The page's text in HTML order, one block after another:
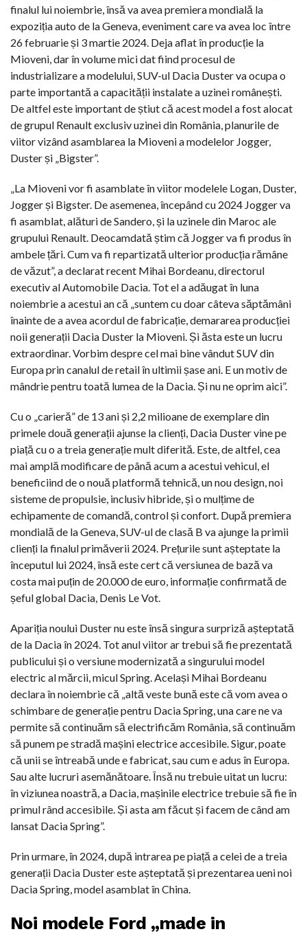
finalul lui noiembrie, însă va avea premiera mondială la
expoziția auto de la Geneva, eveniment care va avea loc între
26 februarie și 3 martie 2024. Deja aflat în producție la
Mioveni, dar în volume mici dat fiind procesul de
industrializare a modelului, SUV-ul Dacia Duster va ocupa o
parte importantă a capacității instalate a uzinei românești.
De altfel este important de știut că acest model a fost alocat
de grupul Renault exclusiv uzinei din România, planurile de
viitor vizând asamblarea la Mioveni a modelelor Jogger,
Duster și „Bigster”.
„La Mioveni vor fi asamblate în viitor modelele Logan, Duster,
Jogger și Bigster. De asemenea, începând cu 2024 Jogger va
fi asamblat, alături de Sandero, și la uzinele din Maroc ale
grupului Renault. Deocamdată știm că Jogger va fi produs în
ambele țări. Cum va fi repartizată ulterior producția rămâne
de văzut”, a declarat recent Mihai Bordeanu, directorul
executiv al Automobile Dacia. Tot el a adăugat în luna
noiembrie a acestui an că „suntem cu doar câteva săptămâni
înainte de a avea acordul de fabricație, demararea producției
noii generații Dacia Duster la Mioveni. Și ăsta este un lucru
extraordinar. Vorbim despre cel mai bine vândut SUV din
Europa prin canalul de retail în ultimii șase ani. E un motiv de
mândrie pentru toată lumea de la Dacia. Și nu ne oprim aici”.
Cu o „carieră” de 13 ani și 2,2 milioane de exemplare din
primele două generații ajunse la clienți, Dacia Duster vine pe
piață cu o a treia generație mult diferită. Este, de altfel, cea
mai amplă modificare de până acum a acestui vehicul, el
beneficiind de o nouă platformă tehnică, un nou design, noi
sisteme de propulsie, inclusiv hibride, și o mulțime de
echipamente de comandă, control și confort. După premiera
mondială de la Geneva, SUV-ul de clasă B va ajunge la primii
clienți la finalul primăverii 2024. Prețurile sunt așteptate la
începutul lui 2024, însă este cert că versiunea de bază va
costa mai puțin de 20.000 de euro, informație confirmată de
șeful global Dacia, Denis Le Vot.
Apariția noului Duster nu este însă singura surpriză așteptată
de la Dacia în 2024. Tot anul viitor ar trebui să fie prezentată
publicului și o versiune modernizată a singurului model
electric al mărcii, micul Spring. Același Mihai Bordeanu
declara în noiembrie că „altă veste bună este că vom avea o
schimbare de generație pentru Dacia Spring, una care ne va
permite să continuăm să electrificăm România, să continuăm
să punem pe stradă mașini electrice accesibile. Sigur, poate
că unii se întreabă unde e fabricat, sau cum e adus în Europa.
Sau alte lucruri asemănătoare. Însă nu trebuie uitat un lucru:
în viziunea noastră, a Dacia, mașinile electrice trebuie să fie în
primul rând accesibile. Și asta am făcut și facem de când am
lansat Dacia Spring”.
Prin urmare, în 2024, după intrarea pe piață a celei de a treia
generații Dacia Duster este așteptată și prezentarea ueni noi
Dacia Spring, model asamblat în China.
Noi modele Ford „made in